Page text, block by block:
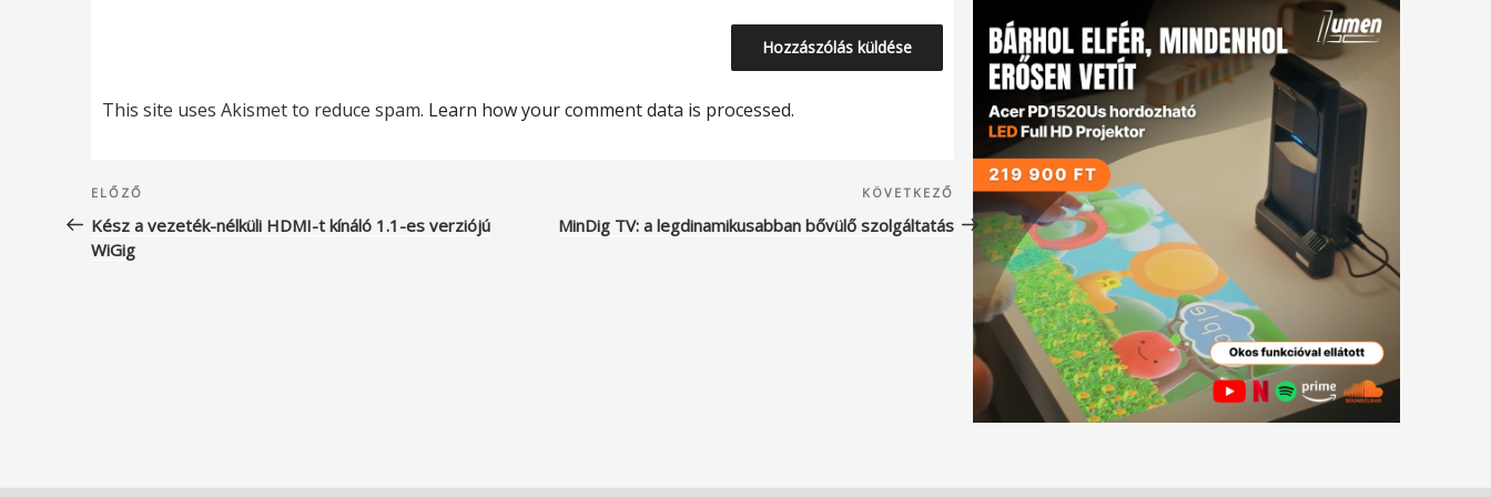
This site uses Akismet to reduce spam. Learn how your comment data is processed.
Bejegyzés
navigáció
Korábbi
bejegyzés
ELŐZŐ
Kész a vezeték-nélküli HDMI-t kínáló 1.1-es verziójú
WiGig
Következő
bejegyzés
KÖVETKEZŐ
MinDig TV: a legdinamikusabban bővülő szolgáltatás